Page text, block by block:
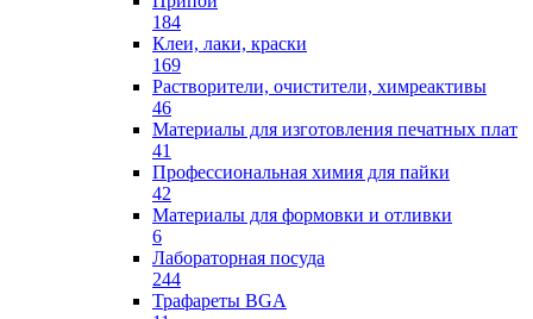
184
Клеи, лаки, краски
169
Растворители, очистители, химреактивы
46
Материалы для изготовления печатных плат
41
Профессиональная химия для пайки
42
Материалы для формовки и отливки
6
Лабораторная посуда
244
Трафареты BGA